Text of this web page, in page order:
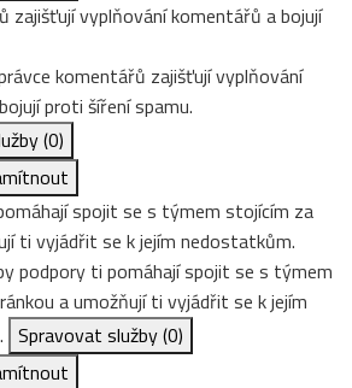
zajišťují vyplňování komentářů a bojují
komentářů zajišťují vyplňování
proti šíření spamu.
(0)
spojit se s týmem stojícím za
ti vyjádřit se k jejím nedostatkům.
podpory ti pomáhají spojit se s týmem
a umožňují ti vyjádřit se k jejím
Spravovat služby(0)